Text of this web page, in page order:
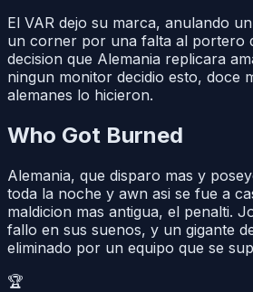
El VAR dejo su marca, anulando
un corner por una falta al portero
decision que Alemania replicara
ningun monitor decidio esto, doce
alemanes lo hicieron.
Who Got Burned
Alemania, que disparo mas y
toda la noche y awn asi se fue a
maldicion mas antigua, el penalti.
fallo en sus suenos, y un gigante
eliminado por un equipo que se
🏆